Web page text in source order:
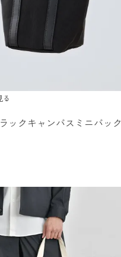
る
ックキャンバスミニバック